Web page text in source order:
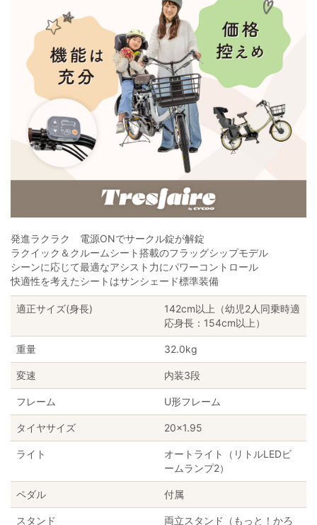
発進ラクラク 電源ONでサークル錠が解錠
ラクイック＆クルームシート搭載のフラッグシップモデル
シーンに応じて最適なアシスト力にパワーコントロール
快適性を考えたシートはサンシェード標準装備
適正サイズ(身長)
142cm以上（幼児2人同乗時適
応身長：154cm以上）
重量 32.0kg
変速 内装3段
フレーム U形フレーム
タイヤサイズ 20×1.95
ライト
オートライト（リトルLEDビ
ームランプ2）
ペダル 付属
スタンド 両立スタンド（もっと！かろ